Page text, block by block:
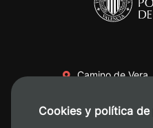
Camino de
+34
Cookies y política